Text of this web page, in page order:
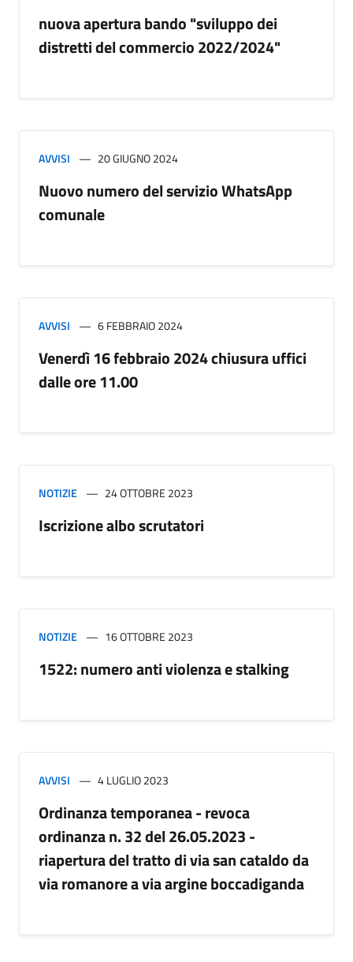
nuova apertura bando "sviluppo dei
distretti del commercio 2022/2024"
AVVISI 20 GIUGNO 2024
Nuovo numero del servizio WhatsApp
comunale
AVVISI 6 FEBBRAIO 2024
Venerdì 16 febbraio 2024 chiusura uffici
dalle ore 11.00
NOTIZIE 24 OTTOBRE 2023
Iscrizione albo scrutatori
NOTIZIE 16 OTTOBRE 2023
1522: numero anti violenza e stalking
AVVISI 4 LUGLIO 2023
Ordinanza temporanea - revoca
ordinanza n. 32 del 26.05.2023 -
riapertura del tratto di via san cataldo da
via romanore a via argine boccadiganda